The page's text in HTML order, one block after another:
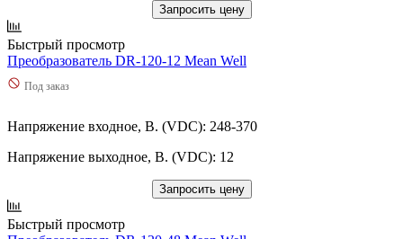
Запросить цену
Быстрый просмотр
Преобразователь DR-120-12 Mean Well
Под заказ
Напряжение входное, В. (VDC): 248-370
Напряжение выходное, В. (VDC): 12
Запросить цену
Быстрый просмотр